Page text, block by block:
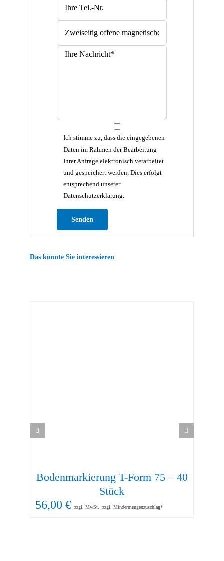
Ich stimme zu, dass die eingegebenen
Daten im Rahmen der Bearbeitung
Ihrer Anfrage elektronisch verarbeitet
und gespeichert werden. Dies erfolgt
entsprechend unserer
Datenschutzerklärung.
Das könnte Sie interessieren
Bodenmarkierung T-Form 75 – 40
Stück
56,00 € zzgl. MwSt. zzgl. Mindermengenzuschlag*